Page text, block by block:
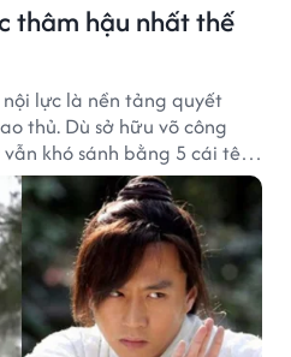
thâm hậu nhất thế
lực là nền tảng quyết
thủ. Dù sở hữu võ công
khó sánh bằng 5 cái tên
chân khí.